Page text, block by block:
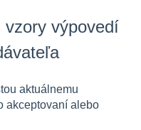
vzory výpovedí
aktuálnemu
akceptovaní alebo